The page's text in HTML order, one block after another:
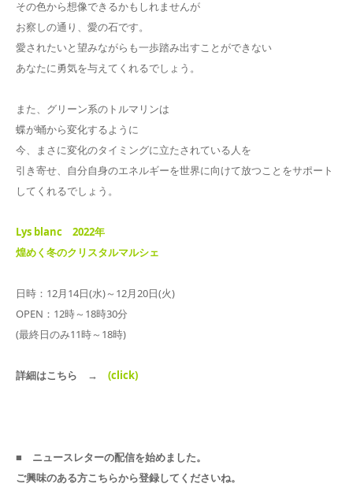
その色から想像できるかもしれませんが
お察しの通り、愛の石です。
愛されたいと望みながらも一歩踏み出すことができない
あなたに勇気を与えてくれるでしょう。
また、グリーン系のトルマリンは
蝶が蛹から変化するように
今、まさに変化のタイミングに立たされている人を
引き寄せ、自分自身のエネルギーを世界に向けて放つことをサポート
してくれるでしょう。
Lys blanc 2022年
煌めく冬のクリスタルマルシェ
日時：12月14日(水)～12月20日(火)
OPEN：12時～18時30分
(最終日のみ11時～18時)
詳細はこちら → (click)
■ ニュースレターの配信を始めました。
ご興味のある方こちらから登録してくださいね。